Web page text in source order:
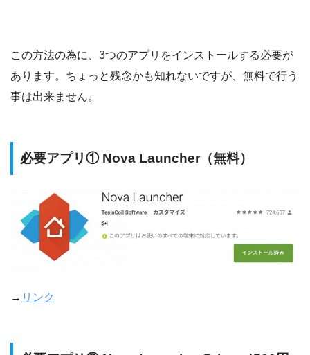
この方法の為に、3つのアプリをインストールする必要が
あります。ちょっと残念かも知れないですが、無料で行う
事は出来ません。
必要アプリ① Nova Launcher（無料）
→ リンク